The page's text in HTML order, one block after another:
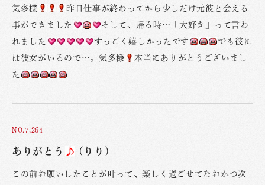
気多様
昨日仕事が終わってから少しだけ元彼と会える
事ができました
そして、帰る時…「大好き」って言わ
れました
すっごく嬉しかったです
でも彼に
は彼女がいるので…。気多様
本当にありがとうございまし
た
NO.7,264
ありがとう (りり)
この前お願いしたことが叶って、楽しく過ごせてなおかつ次